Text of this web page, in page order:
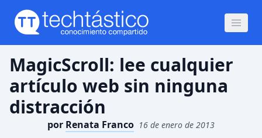
MagicScroll: lee cualquier
artículo web sin ninguna
distracción
por Renata Franco 16 de enero de 2013